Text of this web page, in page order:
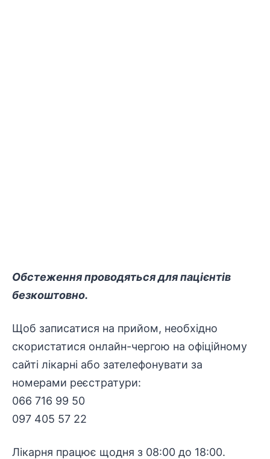
Обстеження проводяться для пацієнтів
безкоштовно.
Щоб записатися на прийом, необхідно
скористатися онлайн-чергою на офіційному
сайті лікарні або зателефонувати за
номерами реєстратури:
066 716 99 50
097 405 57 22
Лікарня працює щодня з 08:00 до 18:00.